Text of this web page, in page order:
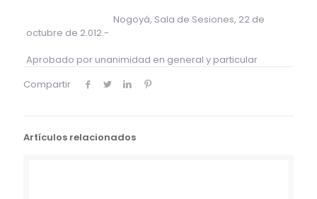
Nogoyá, Sala de Sesiones, 22 de
octubre de 2.012.-
Aprobado por unanimidad en general y particular
Compartir
Artículos relacionados